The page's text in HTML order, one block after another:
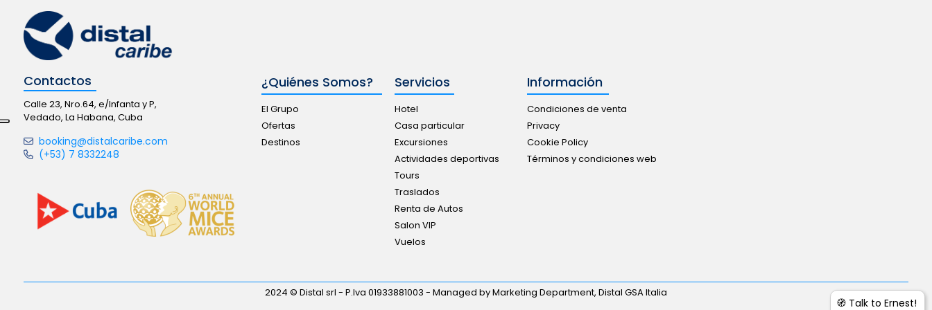
Contactos
Calle 23, Nro.64, e/Infanta y P,
Vedado, La Habana, Cuba
booking@distalcaribe.com
(+53) 7 8332248
¿Quiénes Somos?
El Grupo
Ofertas
Destinos
Servicios
Hotel
Casa particular
Excursiones
Actividades deportivas
Tours
Traslados
Renta de Autos
Salon VIP
Vuelos
Información
Condiciones de venta
Privacy
Cookie Policy
Términos y condiciones web
2024 © Distal srl - P.Iva 01933881003 - Managed by Marketing Department, Distal GSA Italia
🧭 Talk to Ernest!